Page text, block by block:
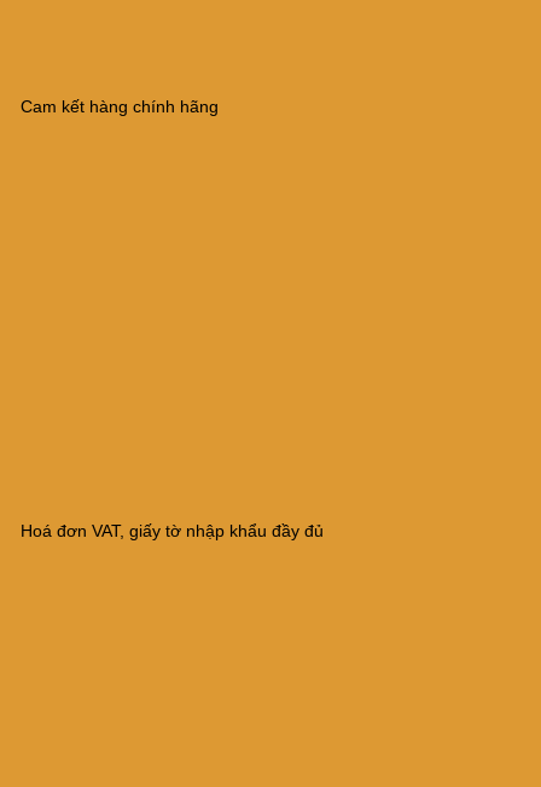
Cam kết hàng chính hãng
Hoá đơn VAT, giấy tờ nhập khẩu đầy đủ